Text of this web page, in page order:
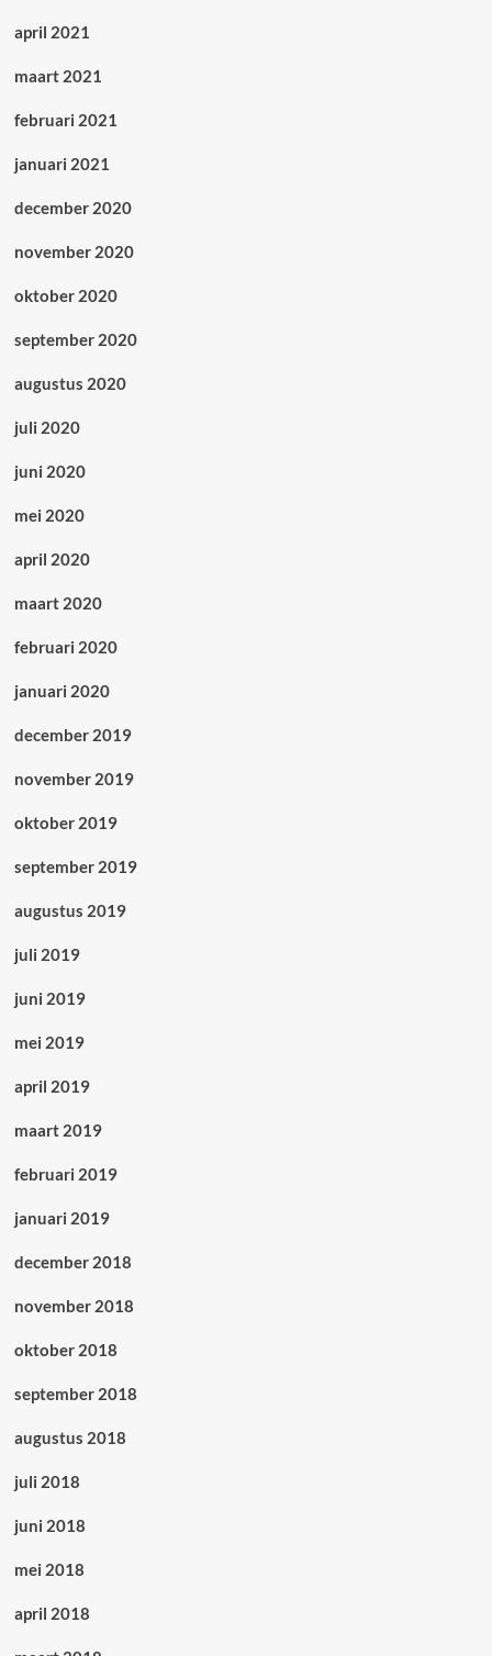
april 2021
maart 2021
februari 2021
januari 2021
december 2020
november 2020
oktober 2020
september 2020
augustus 2020
juli 2020
juni 2020
mei 2020
april 2020
maart 2020
februari 2020
januari 2020
december 2019
november 2019
oktober 2019
september 2019
augustus 2019
juli 2019
juni 2019
mei 2019
april 2019
maart 2019
februari 2019
januari 2019
december 2018
november 2018
oktober 2018
september 2018
augustus 2018
juli 2018
juni 2018
mei 2018
april 2018